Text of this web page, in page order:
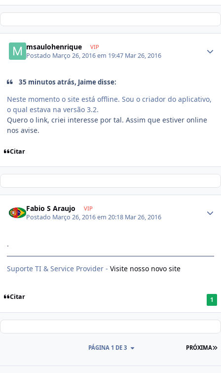
msaulohenrique VIP
Postado Março 26, 2016 em 19:47 Mar 26, 2016
35 minutos atrás, Jaime disse:
Neste momento o site está offline. Sou o criador do aplicativo,
o qual estava na versão 3.2.
Quero o link, criei interesse por tal. Assim que estiver online
nos avise.
Citar
Fabio S Araujo VIP
Postado Março 26, 2016 em 20:18 Mar 26, 2016
.
Suporte TI & Service Provider - Visite nosso novo site
Citar 1
PRÓXIMA
PÁGINA 1 DE 3